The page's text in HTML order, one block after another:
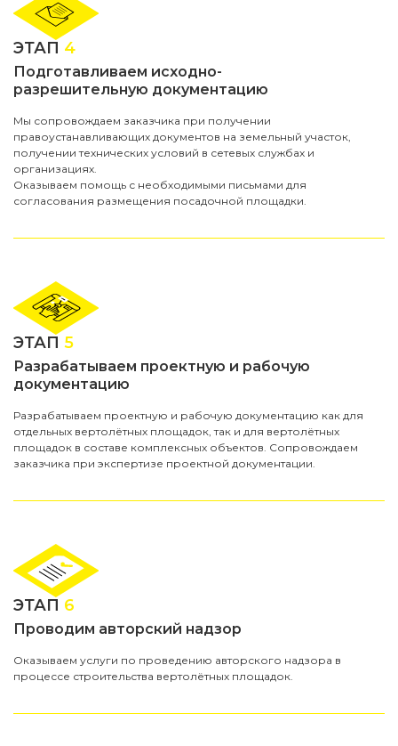
ЭТАП 4
Подготавливаем исходно-
разрешительную документацию
Мы сопровождаем заказчика при получении
правоустанавливающих документов на земельный участок,
получении технических условий в сетевых службах и
организациях.
Оказываем помощь с необходимыми письмами для
согласования размещения посадочной площадки.
ЭТАП 5
Разрабатываем проектную и рабочую
документацию
Разрабатываем проектную и рабочую документацию как для
отдельных вертолётных площадок, так и для вертолётных
площадок в составе комплексных объектов. Сопровождаем
заказчика при экспертизе проектной документации.
ЭТАП 6
Проводим авторский надзор
Оказываем услуги по проведению авторского надзора в
процессе строительства вертолётных площадок.